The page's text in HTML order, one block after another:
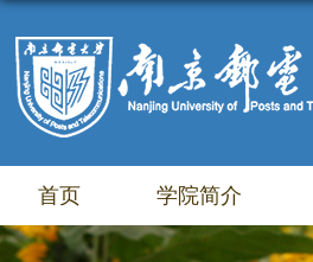
首页 学院简介